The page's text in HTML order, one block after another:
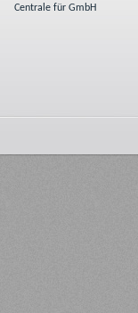
Centrale für GmbH